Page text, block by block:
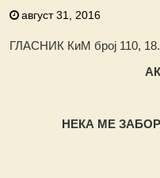
август 31, 2016
ГЛАСНИК КиМ број 110, 18.
НЕКА МЕ